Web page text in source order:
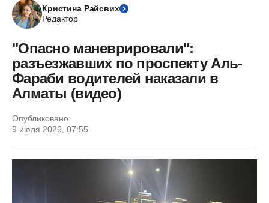
Кристина Райсвих
Редактор
"Опасно маневрировали":
разъезжавших по проспекту Аль-
Фараби водителей наказали в
Алматы (видео)
Опубликовано:
9 июля 2026, 07:55